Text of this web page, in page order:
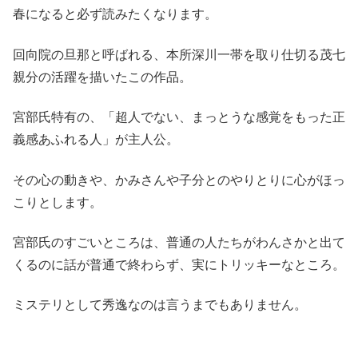
春になると必ず読みたくなります。
回向院の旦那と呼ばれる、本所深川一帯を取り仕切る茂七
親分の活躍を描いたこの作品。
宮部氏特有の、「超人でない、まっとうな感覚をもった正
義感あふれる人」が主人公。
その心の動きや、かみさんや子分とのやりとりに心がほっ
こりとします。
宮部氏のすごいところは、普通の人たちがわんさかと出て
くるのに話が普通で終わらず、実にトリッキーなところ。
ミステリとして秀逸なのは言うまでもありません。